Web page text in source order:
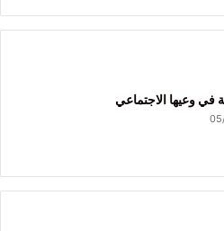
في وعيها الاجتماعي